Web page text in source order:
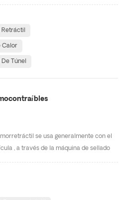
se desarrollarán tan
usar envoltura retráctil de túnel de
Calor
Túnel
se usa generalmente con el
, a través de la máquina de sellado
de modo que el material de embalaje
producto. Los productos envasados